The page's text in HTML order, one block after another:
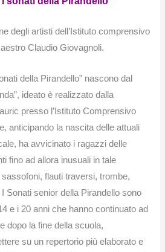
degli artisti dell’Istituto comprensivo
Claudio Giovagnoli.
della Pirandello” nascono dal
ideato è realizzato dalla
presso l’Istituto Comprensivo
anticipando la nascita delle attuali
ha avvicinato i ragazzi delle
fino ad allora inusuali in tale
flauti traversi, trombe,
Sonati senior della Pirandello sono
e i 20 anni che hanno continuato ad
dopo la fine della scuola,
su un repertorio più elaborato e